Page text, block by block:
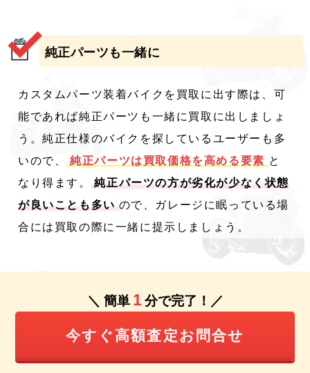
純正パーツも一緒に
カスタムパーツ装着バイクを買取に出す際は、可
能であれば純正パーツも一緒に買取に出しましょ
う。純正仕様のバイクを探しているユーザーも多
いので、
純正パーツは買取価格を高める要素 と
なり得ます。
純正パーツの方が劣化が少なく状態
が良いことも多い ので、ガレージに眠っている場
合には買取の際に一緒に提示しましょう。
＼ 簡単 1 分で完了！／
今すぐ高額査定お問合せ